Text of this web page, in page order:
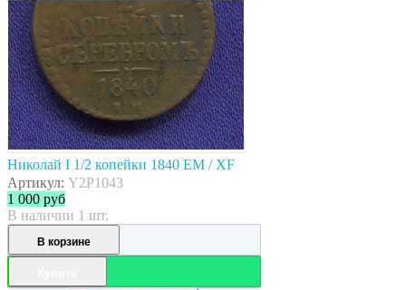
Николай I 1/2 копейки 1840 ЕМ / XF
Артикул: Y2P1043
1 000 руб
В наличии 1 шт.
В корзине